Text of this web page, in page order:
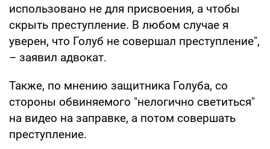
использовано не для присвоения, а чтобы
скрыть преступление. В любом случае я
уверен, что Голуб не совершал преступление",
– заявил адвокат.
Также, по мнению защитника Голуба, со
стороны обвиняемого "нелогично светиться"
на видео на заправке, а потом совершать
преступление.